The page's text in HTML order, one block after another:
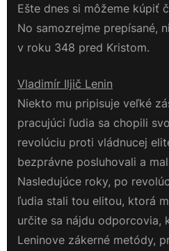
Ešte dnes si môžeme kúpiť
No samozrejme prepísané,
v roku 348 pred Kristom.
Vladimír Iljič Lenin
Niekto mu pripisuje veľké
pracujúci ľudia sa chopili
revolúciu proti vládnucej
bezprávne posluhovali a
Nasledujúce roky, po
ľudia stali tou elitou, ktorá
určite sa nájdu odporcovia,
Leninove zákerné metódy,